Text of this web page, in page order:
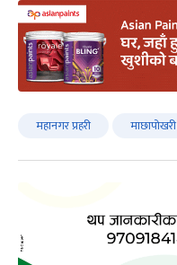
महानगर प्रहरी माछापोखरी